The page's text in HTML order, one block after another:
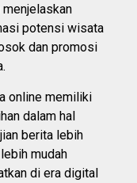
menjelaskan
potensi wisata
dan promosi
online memiliki
dalam hal
berita lebih
mudah
di era digital